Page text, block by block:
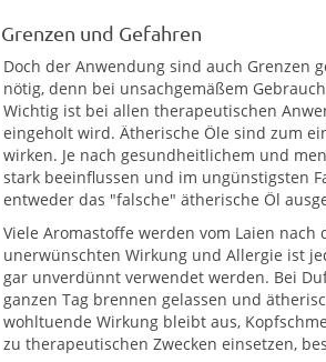
Grenzen und Gefahren
Doch der Anwendung sind auch Grenzen
nötig, denn bei unsachgemäßem
Wichtig ist bei allen therapeutischen
eingeholt wird. Ätherische Öle sind zum
wirken. Je nach gesundheitlichem und
stark beeinflussen und im ungünstigsten
entweder das "falsche" ätherische Öl
Viele Aromastoffe werden vom Laien
unerwünschten Wirkung und Allergie ist
gar unverdünnt verwendet werden. Bei
ganzen Tag brennen gelassen und
wohltuende Wirkung bleibt aus,
zu therapeutischen Zwecken einsetzen,